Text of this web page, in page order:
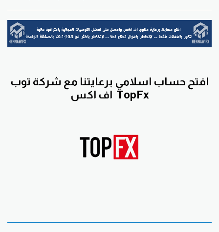
افتح حساب اسلامي برعايتنا مع شركة توب
اف اكس TopFx